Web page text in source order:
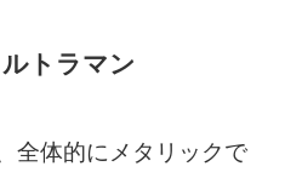
トラマン
全体的にメタリックで